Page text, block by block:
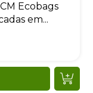
Ecobags
em...